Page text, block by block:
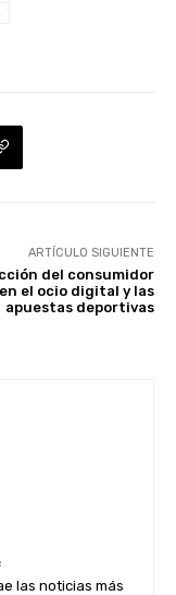
ARTÍCULO SIGUIENTE
del consumidor
en el ocio digital y las
apuestas deportivas
las noticias más